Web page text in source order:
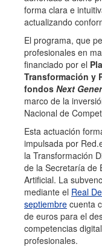
forma clara e
actualizando
El programa, que
profesionales en
financiado por el
Transformación y
fondos Next
marco de la
Nacional de
Esta actuación
impulsada por
la Transformación
de la Secretaría de
Artificial. La
mediante el Real
septiembre cuenta
de euros para el
competencias
profesionales.